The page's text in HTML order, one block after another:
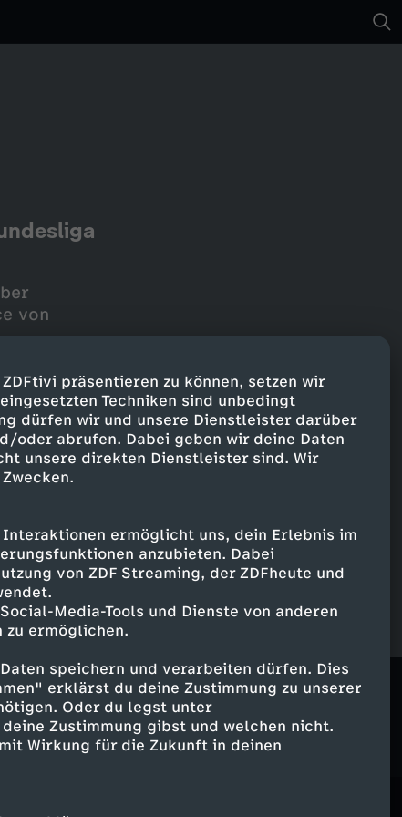
präsentieren zu können, setzen wir
Techniken sind unbedingt
dürfen wir und unsere Dienstleister darüber
oder abrufen. Dabei geben wir deine Daten
unsere direkten Dienstleister sind. Wir
ermöglicht uns, dein Erlebnis im
anzubieten. Dabei
von ZDF Streaming, der ZDFheute und
Media-Tools und Dienste von anderen
zu ermöglichen.
speichern und verarbeiten dürfen. Dies
erklärst du deine Zustimmung zu unserer
Oder du legst unter
Zustimmung gibst und welchen nicht.
Wirkung für die Zukunft in deinen
von